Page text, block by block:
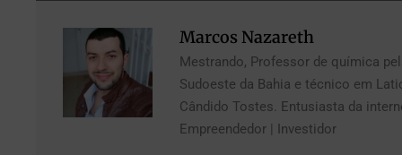
Marcos Nazareth
Mestrando, Professor de química
Sudoeste da Bahia e técnico em
Cândido Tostes. Entusiasta da
Empreendedor | Investidor